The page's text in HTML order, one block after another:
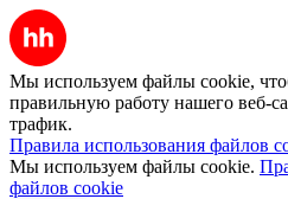
Мы используем файлы cookie,
правильную работу нашего веб-
трафик.
Правила использования файлов
Мы используем файлы cookie.
файлов cookie